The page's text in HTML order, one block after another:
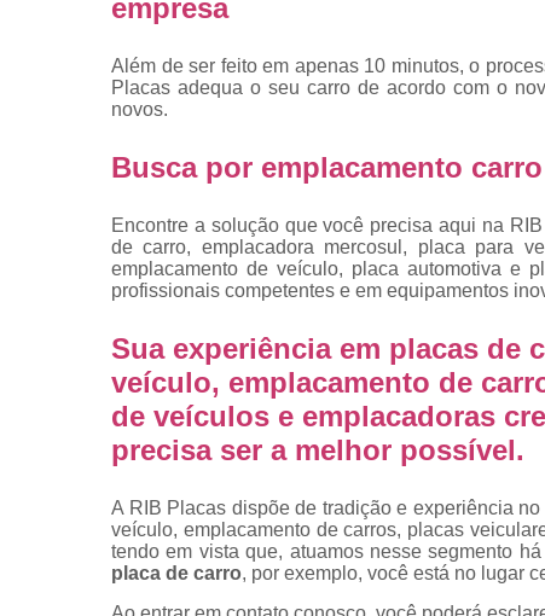
Reforma
placas
Troca de
Trocas de
placas
empresa
Além de ser feito em apenas 10 minutos, o
Placas adequa o seu carro de acordo com o
novos.
Busca por emplacamento
Encontre a solução que você precisa aqui na
de carro, emplacadora mercosul, placa para
emplacamento de veículo, placa automotiva e
profissionais competentes e em equipamentos
Sua experiência em placas de
veículo, emplacamento de
de veículos e emplacadoras
precisa ser a melhor possível.
A RIB Placas dispõe de tradição e experiência
veículo, emplacamento de carros, placas
tendo em vista que, atuamos nesse segmento
placa de carro, por exemplo, você está no lugar